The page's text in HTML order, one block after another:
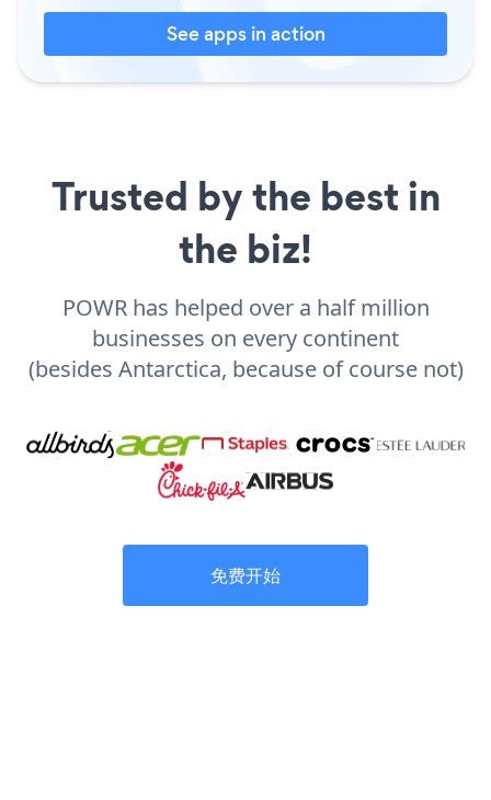
See apps in action
Trusted by the best in
the biz!
POWR has helped over a half million
businesses on every continent
(besides Antarctica, because of course not)
免费开始